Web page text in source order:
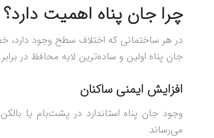
چرا جان پناه اهمیت دارد؟
در هر ساختمانی که اختلاف سطح وجود
جان پناه اولین و ساده‌ترین لایه محافظ در
افزایش ایمنی ساکنان
وجود جان پناه استاندارد در پشت‌بام یا
می‌رساند.